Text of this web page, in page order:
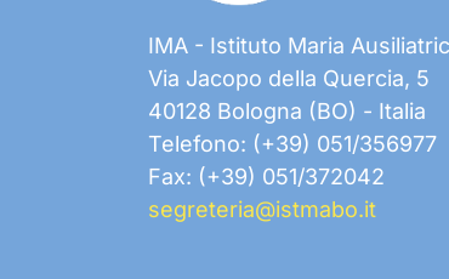
IMA - Istituto Maria
Via Jacopo della Quercia, 5
40128 Bologna (BO) - Italia
Telefono: (+39) 051/356977
Fax: (+39) 051/372042
segreteria@istmabo.it